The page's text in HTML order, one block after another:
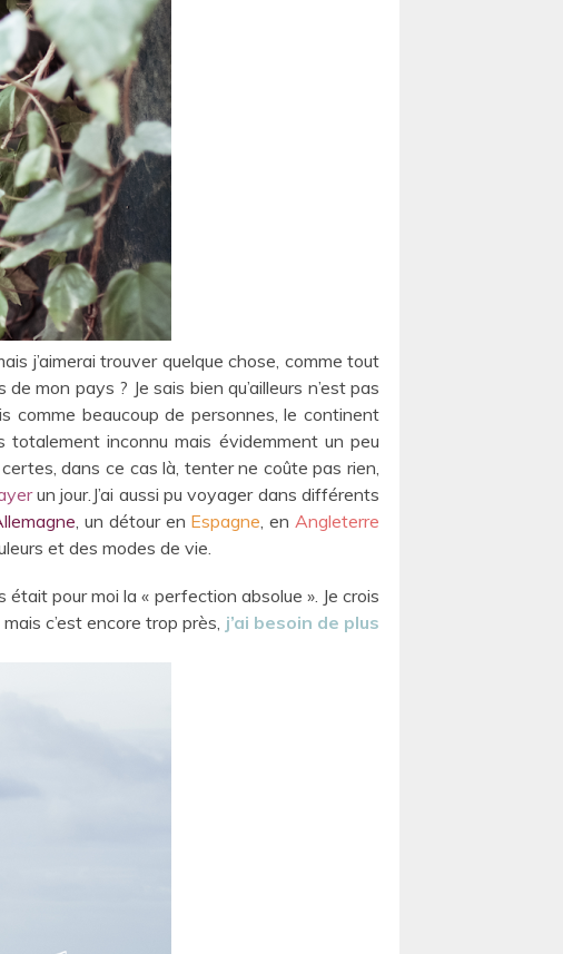
j’aimerai trouver quelque chose, comme tout
mon pays ? Je sais bien qu’ailleurs n’est pas
comme beaucoup de personnes, le continent
inconnu mais évidemment un peu
dans ce cas là, tenter ne coûte pas rien,
un jour.J’ai aussi pu voyager dans différents
, un détour en Espagne , en Angleterre
et des modes de vie.
pour moi la « perfection absolue ». Je crois
c’est encore trop près, j’ai besoin de plus